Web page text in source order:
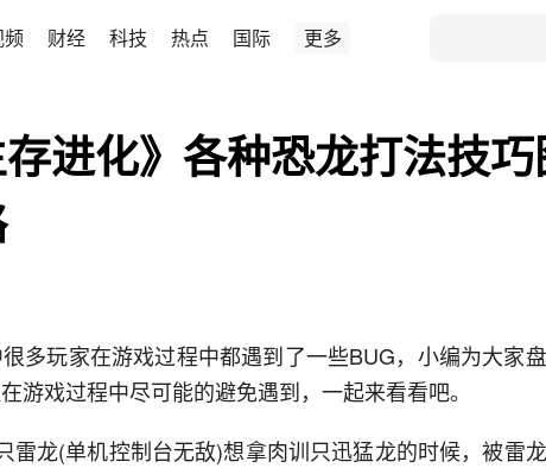
频 财经 科技 热点 国际 更多
存进化》各种恐龙打法技
很多玩家在游戏过程中都遇到了一些BUG，小编为大家
游戏过程中尽可能的避免遇到，一起来看看吧。
雷龙(单机控制台无敌)想拿肉训只迅猛龙的时候，被雷